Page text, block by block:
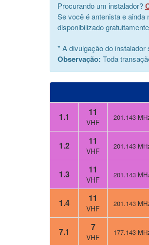
Procurando um instalador?
Se você é antenista e ainda
disponibilizado
* A divulgação do
Observação: Toda
1.1 11
VHF
201.143
1.2 11
VHF
201.143
1.3 11
VHF
201.143
1.4 11
VHF
201.143
7.1 7
VHF
177.143